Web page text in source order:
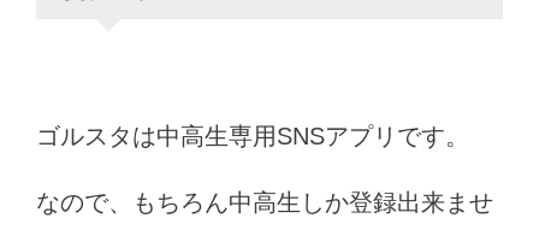
ゴルスタは中高生専用SNSアプリです。
なので、もちろん中高生しか登録出来ませ